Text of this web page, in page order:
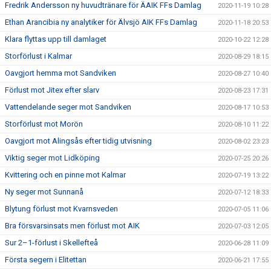
Fredrik Andersson ny huvudtränare för ÄAIK FFs Damlag 2020-11-19 10:28
Ethan Arancibia ny analytiker för Älvsjö AIK FFs Damlag 2020-11-18 20:53
Klara flyttas upp till damlaget 2020-10-22 12:28
Storförlust i Kalmar 2020-08-29 18:15
Oavgjort hemma mot Sandviken 2020-08-27 10:40
Förlust mot Jitex efter slarv 2020-08-23 17:31
Vattendelande seger mot Sandviken 2020-08-17 10:53
Storförlust mot Morön 2020-08-10 11:22
Oavgjort mot Alingsås efter tidig utvisning 2020-08-02 23:23
Viktig seger mot Lidköping 2020-07-25 20:26
Kvittering och en pinne mot Kalmar 2020-07-19 13:22
Ny seger mot Sunnanå 2020-07-12 18:33
Blytung förlust mot Kvarnsveden 2020-07-05 11:06
Bra försvarsinsats men förlust mot AIK 2020-07-03 12:05
Sur 2–1-förlust i Skellefteå 2020-06-28 11:09
Första segern i Elitettan 2020-06-21 17:55